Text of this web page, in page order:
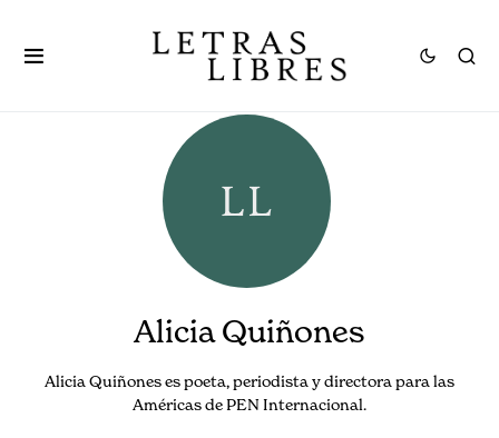
Alicia Quiñones
Alicia Quiñones es poeta, periodista ydirectora para las
Américas de PEN Internacional.